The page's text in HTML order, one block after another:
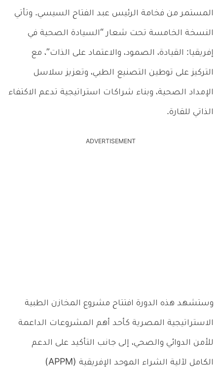
المستمر من فخامة الرئيس عبد الفتاح السيسي. وتأتي
النسخة الخامسة تحت شعار “السيادة الصحية في
إفريقيا: القيادة، الصمود، والاعتماد على الذات”، مع
التركيز على توطين التصنيع الطبي، وتعزيز سلاسل
الإمداد الصحية، وبناء شراكات استراتيجية تدعم الاكتفاء
الذاتي للقارة.
ADVERTISEMENT
وستشهد هذه الدورة افتتاح مشروع المخازن الطبية
الاستراتيجية المصرية كأحد أهم المشروعات الداعمة
للأمن الدوائي والصحي، إلى جانب التأكيد على الدعم
الكامل لآلية الشراء الموحد الإفريقية (APPM)